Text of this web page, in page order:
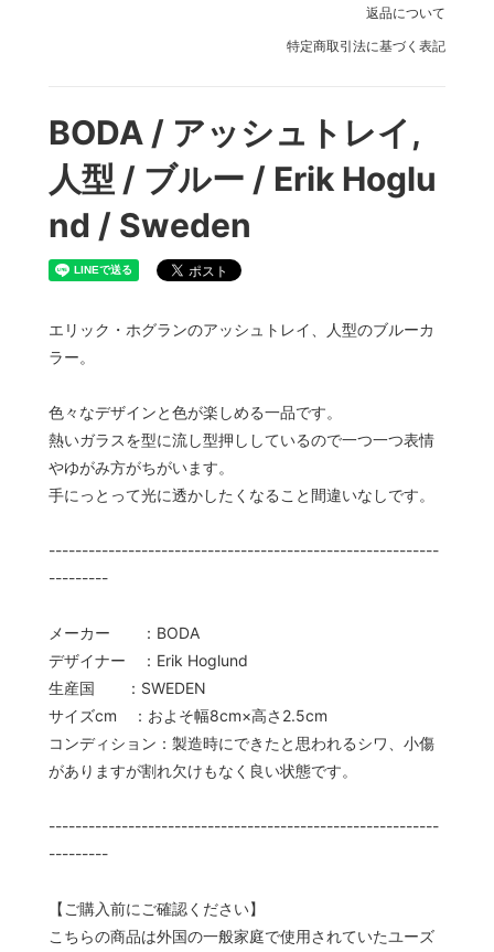
返品について
特定商取引法に基づく表記
BODA / アッシュトレイ,
人型 / ブルー / Erik Hoglu
nd / Sweden
エリック・ホグランのアッシュトレイ、人型のブルーカ
ラー。
色々なデザインと色が楽しめる一品です。
熱いガラスを型に流し型押ししているので一つ一つ表情
やゆがみ方がちがいます。
手にっとって光に透かしたくなること間違いなしです。
-----------------------------------------------------------
---------
メーカー ：BODA
デザイナー ：Erik Hoglund
生産国 ：SWEDEN
サイズcm ：およそ幅8cm×高さ2.5cm
コンディション：製造時にできたと思われるシワ、小傷
がありますが割れ欠けもなく良い状態です。
-----------------------------------------------------------
---------
【ご購入前にご確認ください】
こちらの商品は外国の一般家庭で使用されていたユーズ